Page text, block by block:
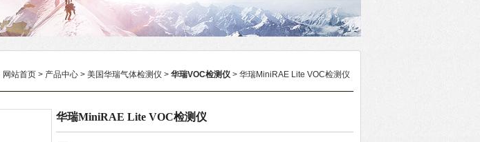
网站首页 > 产品中心 > 美国华瑞气体检测仪 > 华瑞VOC检测仪 > 华瑞MiniRAE Lite VOC检测仪
华瑞MiniRAE Lite VOC检测仪